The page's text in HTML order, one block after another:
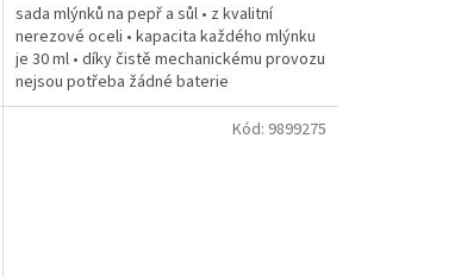
sada mlýnků na pepř a sůl • z kvalitní
nerezové oceli • kapacita každého mlýnku
je 30 ml • díky čistě mechanickému provozu
nejsou potřeba žádné baterie
Kód: 9899275